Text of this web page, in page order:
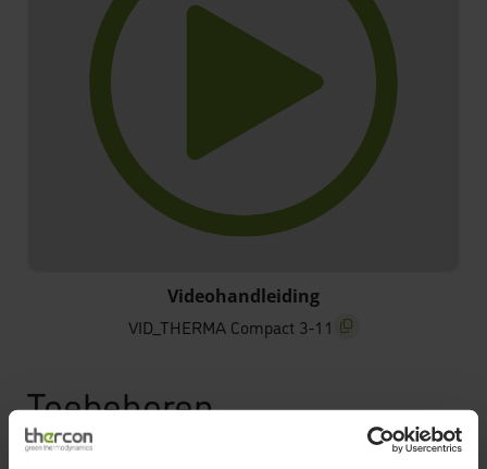
VID_THERMA Compact 3-11
VID_THERMA Compact 3-11
screenreader.copy
Videohandleiding
Toebehoren